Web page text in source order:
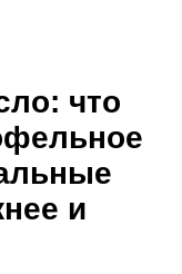
что
и